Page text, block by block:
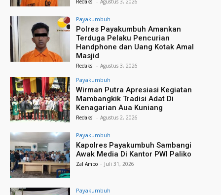
Redaksi - Agustus 3, 2026
Payakumbuh
Polres Payakumbuh Amankan
Terduga Pelaku Pencurian
Handphone dan Uang Kotak Amal
Masjid
Redaksi - Agustus 3, 2026
Payakumbuh
Wirman Putra Apresiasi Kegiatan
Mambangkik Tradisi Adat Di
Kenagarian Aua Kuniang
Redaksi - Agustus 2, 2026
Payakumbuh
Kapolres Payakumbuh Sambangi
Awak Media Di Kantor PWI Paliko
Zal Ambo - Juli 31, 2026
Payakumbuh